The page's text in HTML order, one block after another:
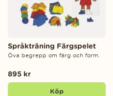
Språkträning Färgspelet
Öva begrepp om färg och form.
895 kr
Köp